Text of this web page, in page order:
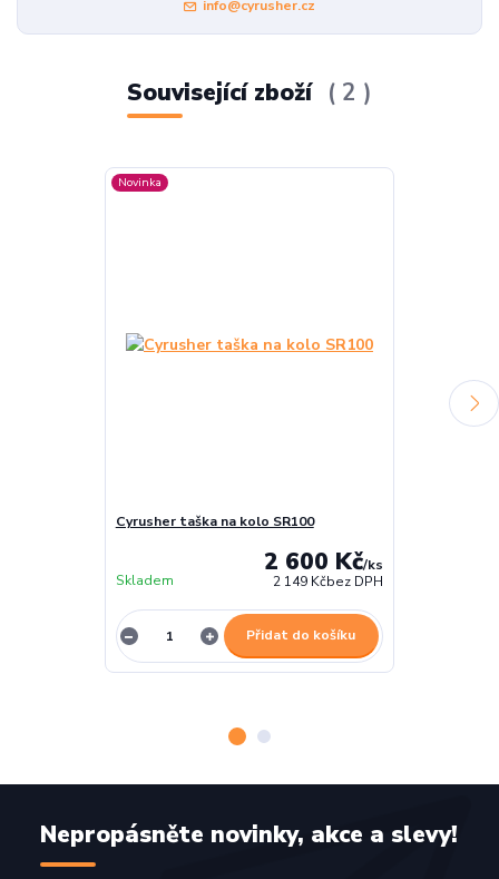
info@cyrusher.cz
Související zboží 2
Novinka
Cyrusher taška na kolo SR100
2 600 Kč/ks
2 149 Kčbez DPH
Skladem
Přidat do košíku
Nepropásněte novinky, akce a slevy!